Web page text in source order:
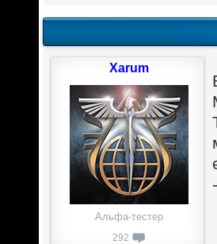
Xarum
Альфа-тестер
292